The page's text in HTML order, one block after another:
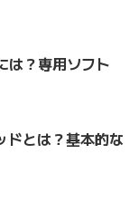
は？専用ソフト
ドとは？基本的な